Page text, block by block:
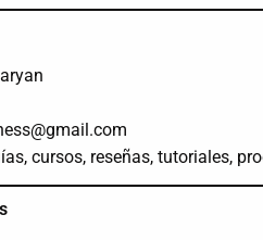
cursos, reseñas, tutoriales,